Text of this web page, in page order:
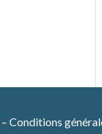
– Conditions